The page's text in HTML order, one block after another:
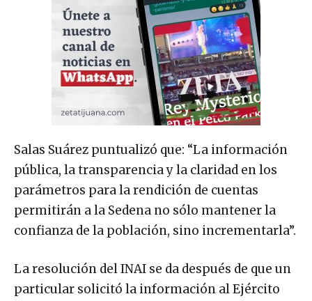
Salas Suárez puntualizó que: “La información
pública, la transparencia y la claridad en los
parámetros para la rendición de cuentas
permitirán a la Sedena no sólo mantener la
confianza de la población, sino incrementarla”.
La resolución del INAI se da después de que un
particular solicitó la información al Ejército